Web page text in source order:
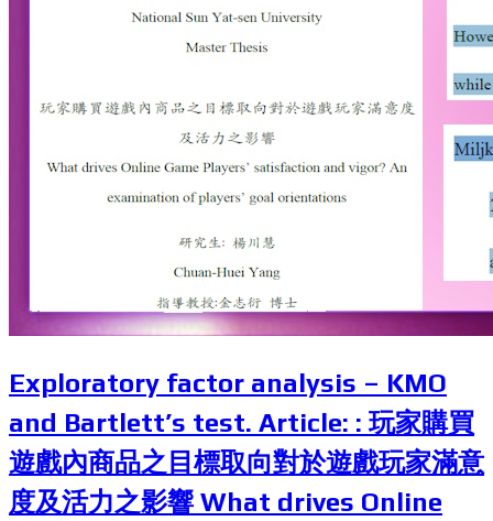
Exploratory factor analysis – KMO
and Bartlett’s test. Article: : 玩家購買
遊戲內商品之目標取向對於遊戲玩家滿意
度及活力之影響 What drives Online